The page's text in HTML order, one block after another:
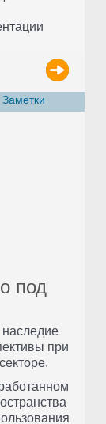
Заметки
под
наследие
при